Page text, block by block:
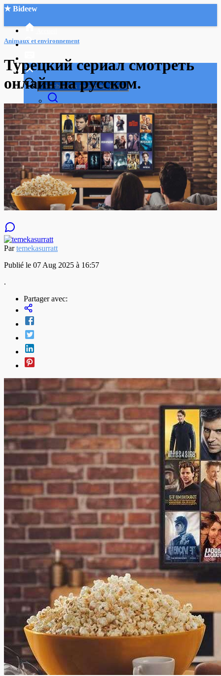
★ Bideew
Recherche Avancée
Mon compte
Connexion
Créer un compte
Mode nuit
Animaux et environnement
Турецкий сериал смотреть
онлайн на русском.
Partemekasurratt
Publié le 07 Aug 2025 à 16:57
.
Partager avec: